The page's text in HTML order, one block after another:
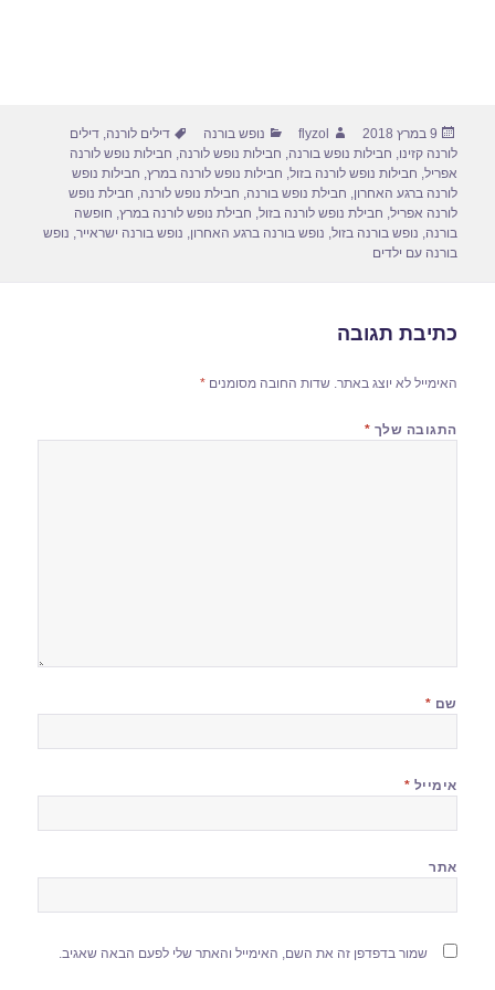
פורסם
בתאריך
9 במרץ 2018 מחבר
flyzol קטגוריות
נופש בורנה תגיות
דילים לורנה,דילים
לורנה קזינו, חבילות נופש בורנה, חבילות נופש לורנה, חבילות נופש לורנה
אפריל, חבילות נופש לורנה בזול, חבילות נופש לורנה במרץ, חבילות נופש
לורנה ברגע האחרון, חבילת נופש בורנה, חבילת נופש לורנה, חבילת נופש
לורנה אפריל, חבילת נופש לורנה בזול, חבילת נופש לורנה במרץ, חופשה
בורנה, נופש בורנה בזול, נופש בורנה ברגע האחרון, נופש בורנה ישראייר, נופש
בורנה עם ילדים
כתיבת תגובה
האימייל לא יוצג באתר. שדות החובה מסומנים*
התגובה שלך *
שם *
אימייל *
אתר
שמור בדפדפן זה את השם, האימייל והאתר שלי לפעם הבאה שאגיב.